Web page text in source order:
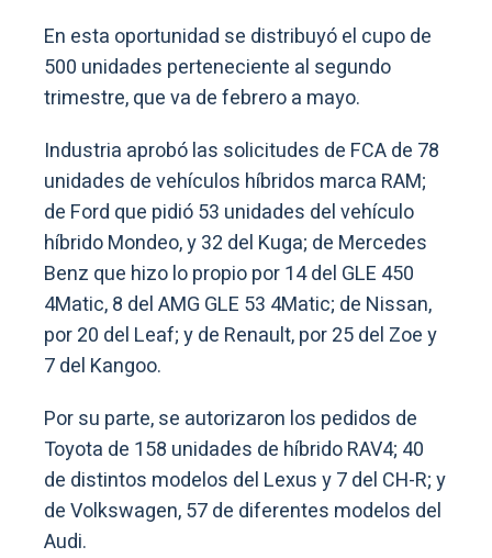
En esta oportunidad se distribuyó el cupo de
500 unidades perteneciente al segundo
trimestre, que va de febrero a mayo.
Industria aprobó las solicitudes de FCA de 78
unidades de vehículos híbridos marca RAM;
de Ford que pidió 53 unidades del vehículo
híbrido Mondeo, y 32 del Kuga; de Mercedes
Benz que hizo lo propio por 14 del GLE 450
4Matic, 8 del AMG GLE 53 4Matic; de Nissan,
por 20 del Leaf; y de Renault, por 25 del Zoe y
7 del Kangoo.
Por su parte, se autorizaron los pedidos de
Toyota de 158 unidades de híbrido RAV4; 40
de distintos modelos del Lexus y 7 del CH-R; y
de Volkswagen, 57 de diferentes modelos del
Audi.